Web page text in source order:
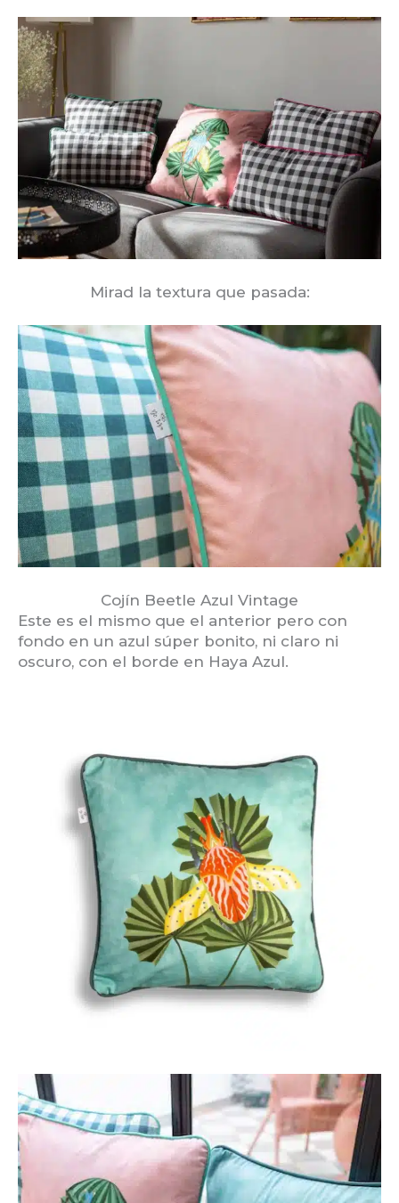
Mirad la textura que pasada:
Cojín Beetle Azul Vintage
Este es el mismo que el anterior pero con
fondo en un azul súper bonito, ni claro ni
oscuro, con el borde en Haya Azul.